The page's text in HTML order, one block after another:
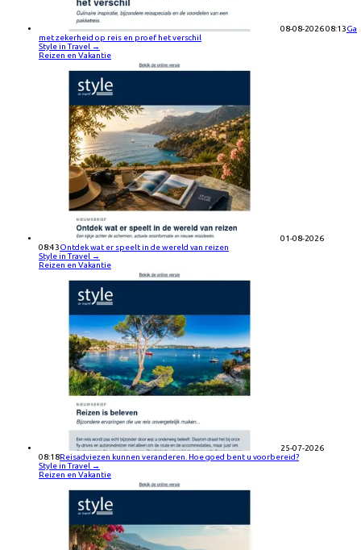
08-08-2026 08:13Ga
met zekerheid op reis en proef het verschil
Style in Travel →
Reizen en Vakantie
01-08-2026
08:43Ontdek wat er speelt in de wereld van reizen
Style in Travel →
Reizen en Vakantie
25-07-2026
08:18Reisadviezen kunnen veranderen. Hoe goed bent u voorbereid?
Style in Travel →
Reizen en Vakantie